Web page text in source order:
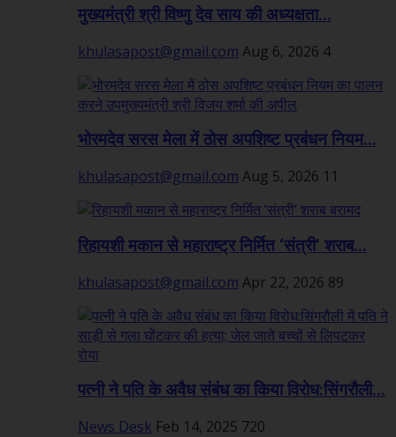
मुख्यमंत्री श्री विष्णु देव साय की अध्यक्षता...
khulasapost@gmail.com Aug 6, 2026 4
भोरमदेव सरस मेला में ठोस अपशिष्ट प्रबंधन नियम...
khulasapost@gmail.com Aug 5, 2026 11
रिहायशी मकान से महाराष्ट्र निर्मित ‘संत्री’ शराब...
khulasapost@gmail.com Apr 22, 2026 89
पत्नी ने पति के अवैध संबंध का किया विरोध:सिंगरौली...
News Desk Feb 14, 2025 720